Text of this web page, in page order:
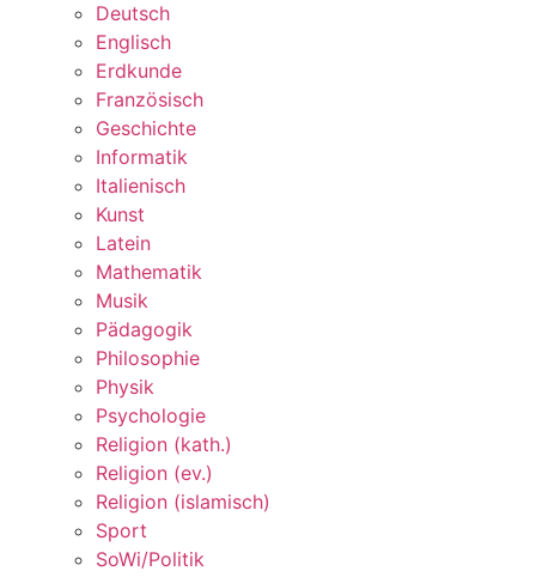
Deutsch
Englisch
Erdkunde
Französisch
Geschichte
Informatik
Italienisch
Kunst
Latein
Mathematik
Musik
Pädagogik
Philosophie
Physik
Psychologie
Religion (kath.)
Religion (ev.)
Religion (islamisch)
Sport
SoWi/Politik